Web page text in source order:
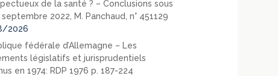
de la santé ? – Conclusions sous
septembre 2022, M. Panchaud, n° 451129
2026
fédérale d’Allemagne – Les
législatifs et jurisprudentiels
en 1974: RDP 1976 p. 187-224